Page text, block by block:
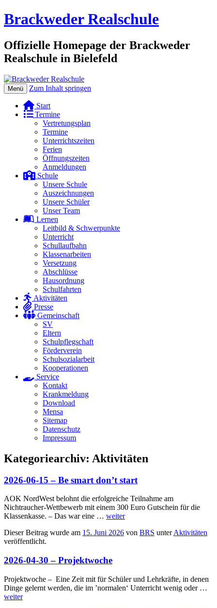
Brackweder Realschule
Offizielle Homepage der Brackweder
Realschule in Bielefeld
Menü Zum Inhalt springen
Start
Termine
Vertretungsplan
Termine
Unterrichtszeiten
Ferien
Öffnungszeiten
Anmeldungen
Schule
Unsere Schule
Auszeichnungen
Unsere Schüler
Unser Team
Lernen
Leitbild & Schwerpunkte
Unterricht
Schullaufbahn
Klassenarbeiten
Versetzung
Abschlüsse
Hausordnung
Schulfahrten
Aktivitäten
Presse
Gemeinschaft
SV
Eltern
Schulpflegschaft
Förderverein
Schulsozialarbeit
Kooperationen
Service
Kontakt
Krankmeldung
Download
Mensa
Sitemap
Datenschutz
Impressum
Kategoriearchiv: Aktivitäten
2026-06-15 – Be smart don’t start
AOK NordWest belohnt die erfolgreiche Teilnahme am
Nichtraucher-Wettbewerb mit einem 300 Euro Gutschein für die
Klassenkasse. – Das war eine … weiter
Dieser Beitrag wurde am 15. Juni 2026 von BRS unterAktivitäten
veröffentlicht.
2026-04-30 – Projektwoche
Projektwoche – Eine Zeit mit für Schüler und Lehrkräfte, in denen
Dinge gelernt werden, die im ’normalen‘ Unterricht wenig oder …
weiter